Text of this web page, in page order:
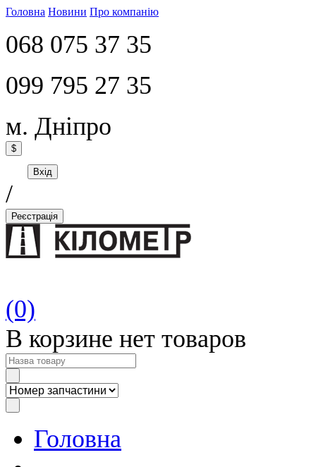
Головна Новини Про компанію
068 075 37 35
099 795 27 35
м. Дніпро
$
Вхід
/
Реєстрація
(0)
В корзине нет товаров
Головна